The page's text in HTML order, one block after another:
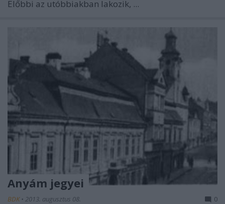
Előbbi az utóbbiakban lakozik, ...
Anyám jegyei
BDK • 2013. augusztus 08. 0